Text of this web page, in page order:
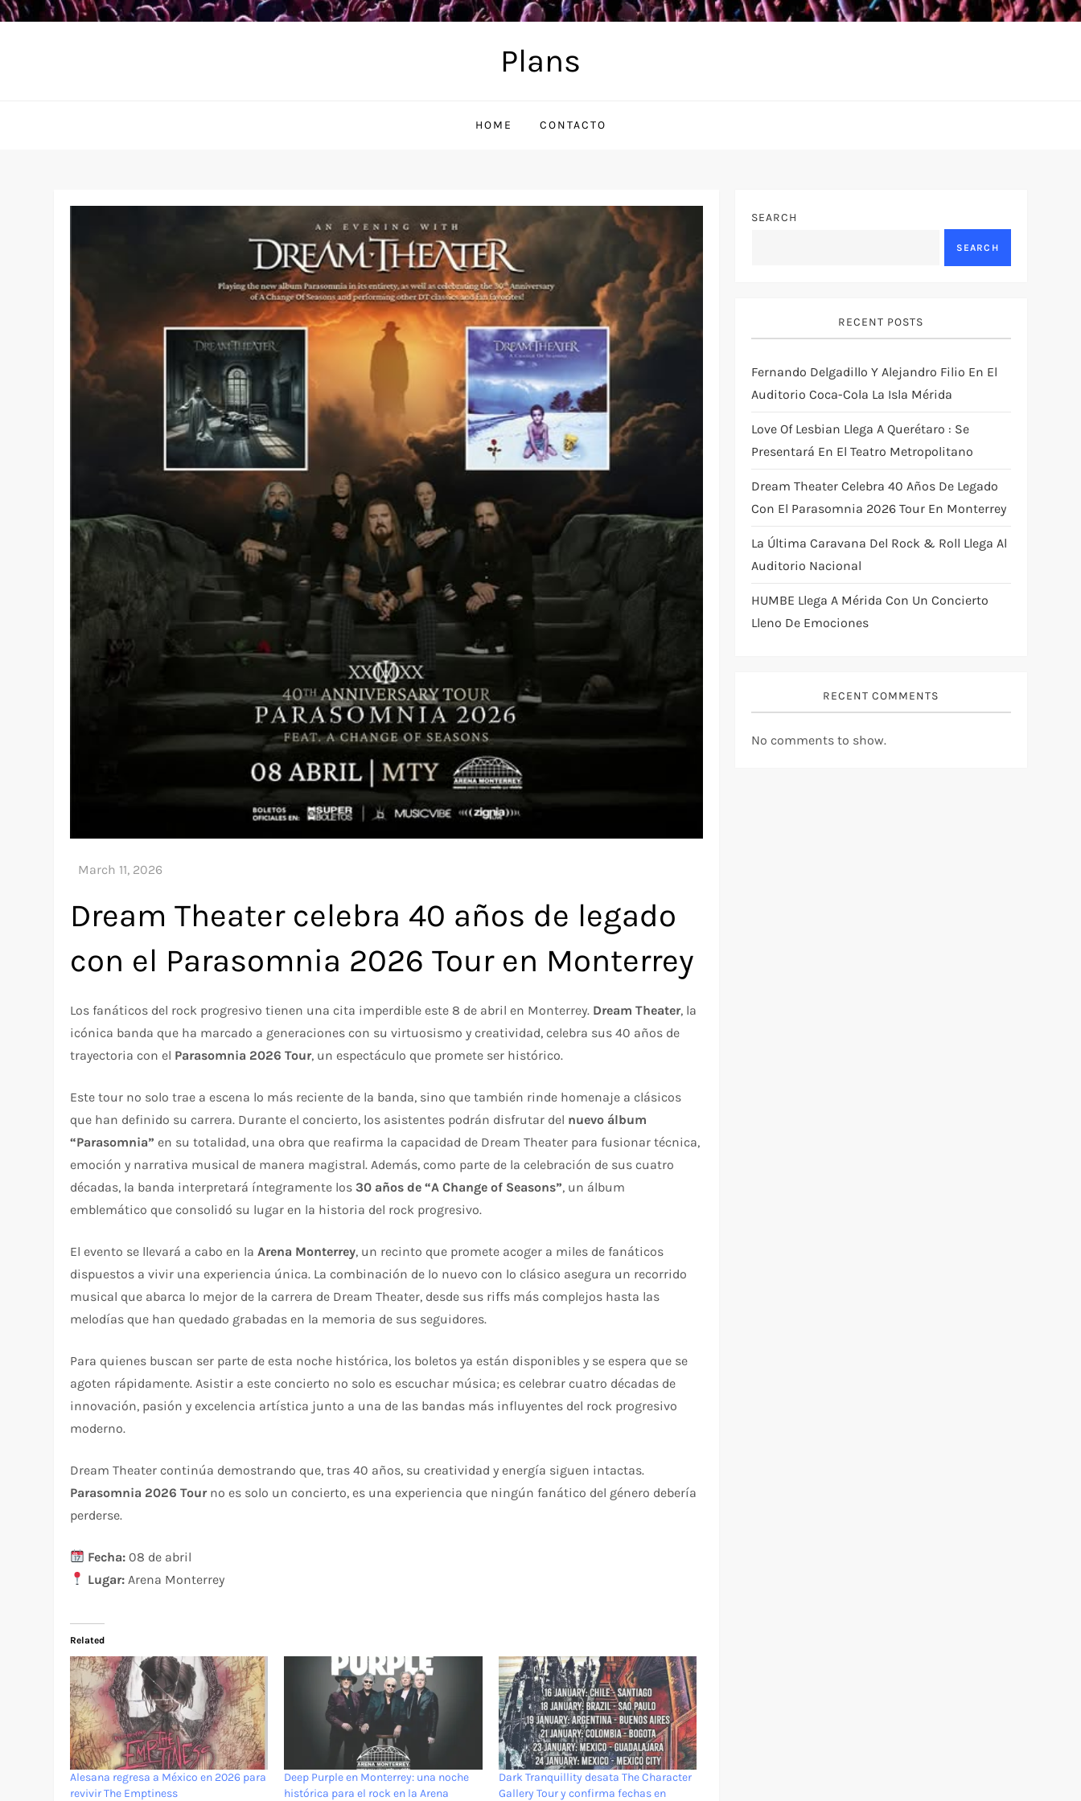
Plans
HOME CONTACTO
Dream Theater celebra 40 años de legado
con el Parasomnia 2026 Tour en Monterrey
Los fanáticos del rock progresivo tienen una cita imperdible este 8 de abril en Monterrey. Dream Theater, la
icónica banda que ha marcado a generaciones con su virtuosismo y creatividad, celebra sus 40 años de
trayectoria con el Parasomnia 2026 Tour, un espectáculo que promete ser histórico.
Este tour no solo trae a escena lo más reciente de la banda, sino que también rinde homenaje a clásicos
que han definido su carrera. Durante el concierto, los asistentes podrán disfrutar del nuevo álbum
“Parasomnia” en su totalidad, una obra que reafirma la capacidad de Dream Theater para fusionar técnica,
emoción y narrativa musical de manera magistral. Además, como parte de la celebración de sus cuatro
décadas, la banda interpretará íntegramente los30 años de “A Change of Seasons”, un álbum
emblemático que consolidó su lugar en la historia del rock progresivo.
El evento se llevará a cabo en laArena Monterrey, un recinto que promete acoger a miles de fanáticos
dispuestos a vivir una experiencia única. La combinación de lo nuevo con lo clásico asegura un recorrido
musical que abarca lo mejor de la carrera de Dream Theater, desde sus riffs más complejos hasta las
melodías que han quedado grabadas en la memoria de sus seguidores.
Para quienes buscan ser parte de esta noche histórica, los boletos ya están disponibles y se espera que se
agoten rápidamente. Asistir a este concierto no solo es escuchar música; es celebrar cuatro décadas de
innovación, pasión y excelencia artística junto a una de las bandas más influyentes del rock progresivo
moderno.
Dream Theater continúa demostrando que, tras 40 años, su creatividad y energía siguen intactas.
Parasomnia 2026 Tourno es solo un concierto, es una experiencia que ningún fanático del género debería
perderse.
Fecha: 08 de abril
Lugar: Arena Monterrey
Related
Alesana regresa a México en 2026 para
revivir The Emptiness
Deep Purple en Monterrey: una noche
histórica para el rock en la Arena
Dark Tranquillity desata The Character
Gallery Tour y confirma fechas en
SEARCH
SEARCH
RECENT POSTS
Fernando Delgadillo Y Alejandro Filio En El
Auditorio Coca-Cola La Isla Mérida
Love Of Lesbian Llega A Querétaro : Se
Presentará En El Teatro Metropolitano
Dream Theater Celebra 40 Años De Legado
Con El Parasomnia 2026 Tour En Monterrey
La Última Caravana Del Rock & Roll Llega Al
Auditorio Nacional
HUMBE Llega A Mérida Con Un Concierto
Lleno De Emociones
RECENT COMMENTS
No comments to show.